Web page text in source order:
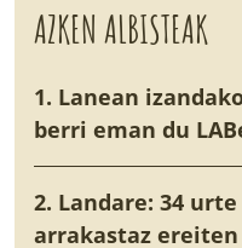
AZKEN ALBISTEAK
1. Lanean
berri eman du
2. Landare: 34
arrakastaz ereiten